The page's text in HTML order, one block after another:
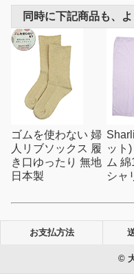
同時に下記商品も、
ゴムを使わない 婦
人リブソックス 履
き口ゆったり 無地
日本製
ット
ム 綿
シャ
お支払方法
©